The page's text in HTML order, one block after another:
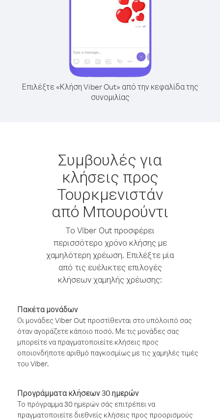
Επιλέξτε «Κλήση Viber Out» από την κεφαλίδα της
συνομιλίας
Συμβουλές για
κλήσεις προς
Τουρκμενιστάν
από Μπουρούντι
Το Viber Out προσφέρει
περισσότερο χρόνο κλήσης με
χαμηλότερη χρέωση. Επιλέξτε μία
από τις ευέλικτες επιλογές
κλήσεων χαμηλής χρέωσης:
Πακέτα μονάδων
Οι μονάδες Viber Out προστίθενται στο υπόλοιπό σας
όταν αγοράζετε κάποιο ποσό. Με τις μονάδες σας
μπορείτε να πραγματοποιείτε κλήσεις προς
οποιονδήποτε αριθμό παγκοσμίως με τις χαμηλές τιμές
του Viber.
Προγράμματα κλήσεων 30 ημερών
Το πρόγραμμα 30 ημερών σάς επιτρέπει να
πραγματοποιείτε διεθνείς κλήσεις προς προορισμούς